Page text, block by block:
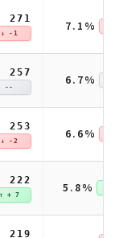
271
↓ -1 7.1%
257
-- 6.7%
253
↓ -2 6.6%
222
↑ + 7 5.8%
219